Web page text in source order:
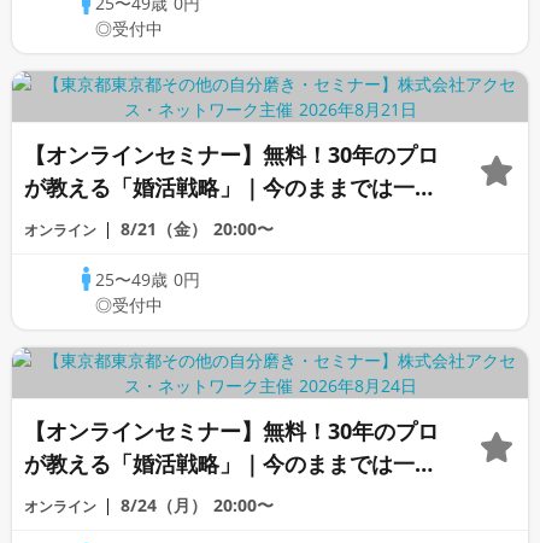
◎受付中
【オンラインセミナー】無料！30年のプロ
が教える「婚活戦略」｜今のままでは一生
変わらないと感じる男性へ
オンライン 8/21（金） 20:00〜
25〜49歳0円
◎受付中
【オンラインセミナー】無料！30年のプロ
が教える「婚活戦略」｜今のままでは一生
変わらないと感じる男性へ
オンライン 8/24（月） 20:00〜